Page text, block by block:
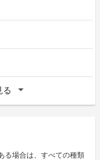
る
る場合は、すべての種類